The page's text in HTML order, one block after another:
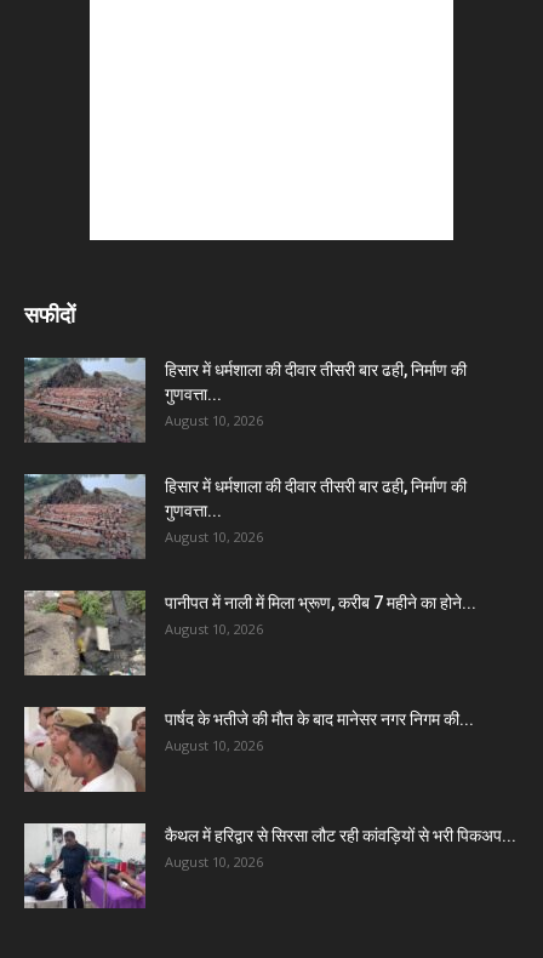
सफीदों
हिसार में धर्मशाला की दीवार तीसरी बार ढही, निर्माण की
गुणवत्ता...
August 10, 2026
हिसार में धर्मशाला की दीवार तीसरी बार ढही, निर्माण की
गुणवत्ता...
August 10, 2026
पानीपत में नाली में मिला भ्रूण, करीब 7 महीने का होने...
August 10, 2026
पार्षद के भतीजे की मौत के बाद मानेसर नगर निगम की...
August 10, 2026
कैथल में हरिद्वार से सिरसा लौट रही कांवड़ियों से भरी पिकअप...
August 10, 2026